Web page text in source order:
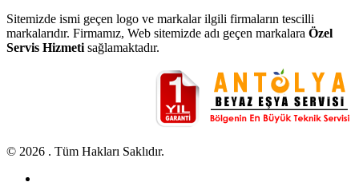
Sitemizde ismi geçen logo ve markalar ilgili firmaların tescilli
markalarıdır. Firmamız, Web sitemizde adı geçen markalara Özel
Servis Hizmeti sağlamaktadır.
© 2026 . Tüm Hakları Saklıdır.